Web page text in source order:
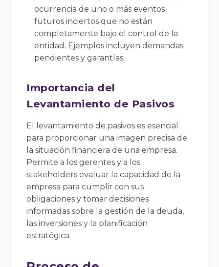
ocurrencia de uno o más eventos
futuros inciertos que no están
completamente bajo el control de la
entidad. Ejemplos incluyen demandas
pendientes y garantías.
Importancia del
Levantamiento de Pasivos
El levantamiento de pasivos es esencial
para proporcionar una imagen precisa de
la situación financiera de una empresa.
Permite a los gerentes y a los
stakeholders evaluar la capacidad de la
empresa para cumplir con sus
obligaciones y tomar decisiones
informadas sobre la gestión de la deuda,
las inversiones y la planificación
estratégica.